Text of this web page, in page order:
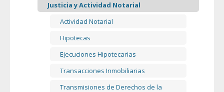
Justicia y Actividad Notarial
Actividad Notarial
Hipotecas
Ejecuciones Hipotecarias
Transacciones Inmobiliarias
Transmisiones de Derechos de la